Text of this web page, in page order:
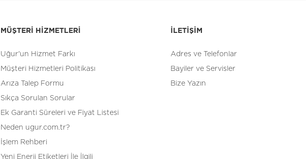
MÜŞTERİ HİZMETLERİ
Uğur'un Hizmet Farkı
Müşteri Hizmetleri Politikası
Arıza Talep Formu
Sıkça Sorulan Sorular
Ek Garanti Süreleri ve Fiyat Listesi
Neden ugur.com.tr?
İşlem Rehberi
Yeni Enerji Etiketleri İle İlgili
İLETİŞİM
Adres ve Telefonlar
Bayiler ve Servisler
Bize Yazın